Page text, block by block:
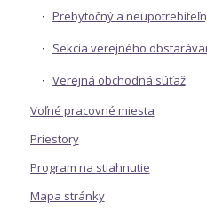
Prebytočný a
Sekcia verejného
Verejná obchodná súťaž
Voľné pracovné miesta
Priestory
Program na stiahnutie
Mapa stránky